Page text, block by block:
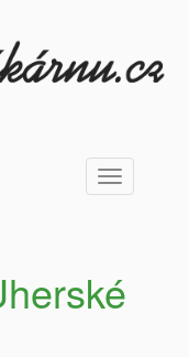
Toggle
navigation